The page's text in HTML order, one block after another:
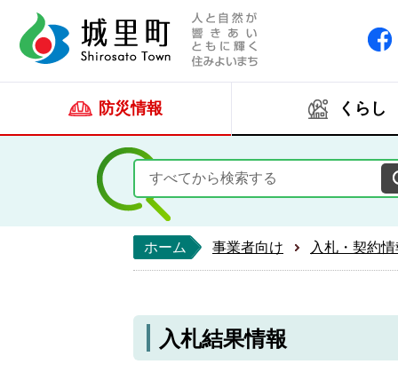
防災情報 くらし
ホーム 事業者向け 入札・契約
入札結果情報